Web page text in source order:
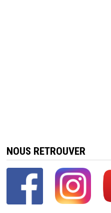
NOUS RETROUVER